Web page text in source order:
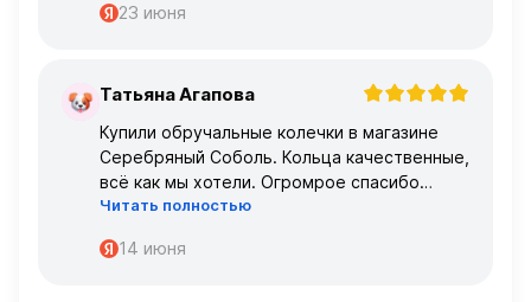
23 июня
Т Татьяна Агапова
Купили обручальные колечки в магазине
Серебряный Соболь. Кольца качественные,
всё как мы хотели. Огромрое спасибо
персоналу за работу с нами!
Читать полностью
14 июня